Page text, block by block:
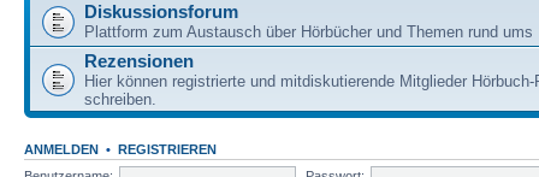
Diskussionsforum
Plattform zum Austausch über Hörbücher und Themen rund ums
Rezensionen
Hier können registrierte und mitdiskutierende Mitglieder Hörbuch-
schreiben.
ANMELDEN • REGISTRIEREN